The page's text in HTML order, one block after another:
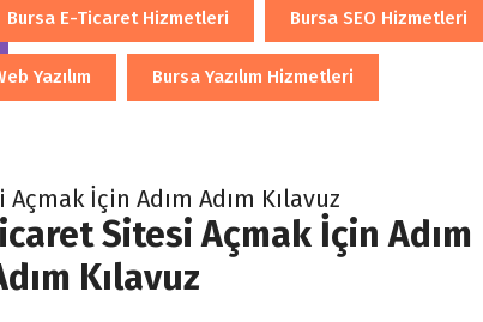
Bursa E-Ticaret Hizmetleri Bursa SEO Hizmetleri
Yazılım Bursa Yazılım Hizmetleri
İçin Adım Adım Kılavuz
Sitesi Açmak İçin Adım
Kılavuz